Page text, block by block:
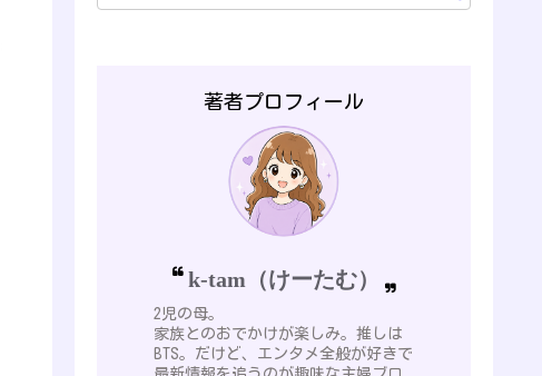
著者プロフィール
k-tam（けーたむ）
2児の母。
家族とのおでかけが楽しみ。推しは
BTS。だけど、エンタメ全般が好きで